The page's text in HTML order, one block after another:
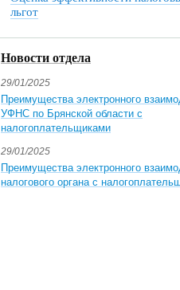
льгот
Новости отдела
29/01/2025
Преимущества электронного
УФНС по Брянской области с
налогоплательщиками
29/01/2025
Преимущества электронного
налогового органа с